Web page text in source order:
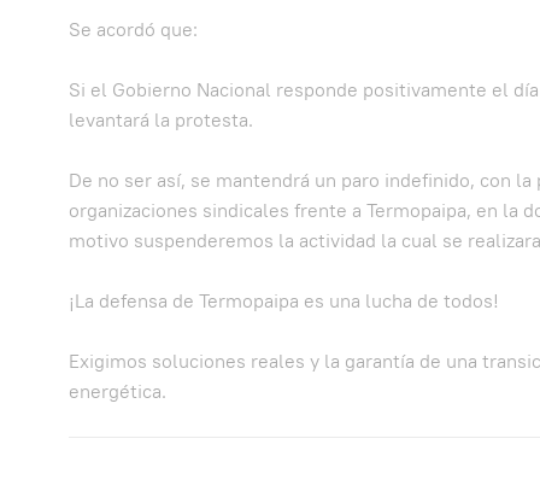
Se acordó que:
Si el Gobierno Nacional responde positivamente el
levantará la protesta.
De no ser así, se mantendrá un paro indefinido, con
organizaciones sindicales frente a Termopaipa, en la
motivo suspenderemos la actividad la cual se
¡La defensa de Termopaipa es una lucha de todos!
Exigimos soluciones reales y la garantía de una
energética.